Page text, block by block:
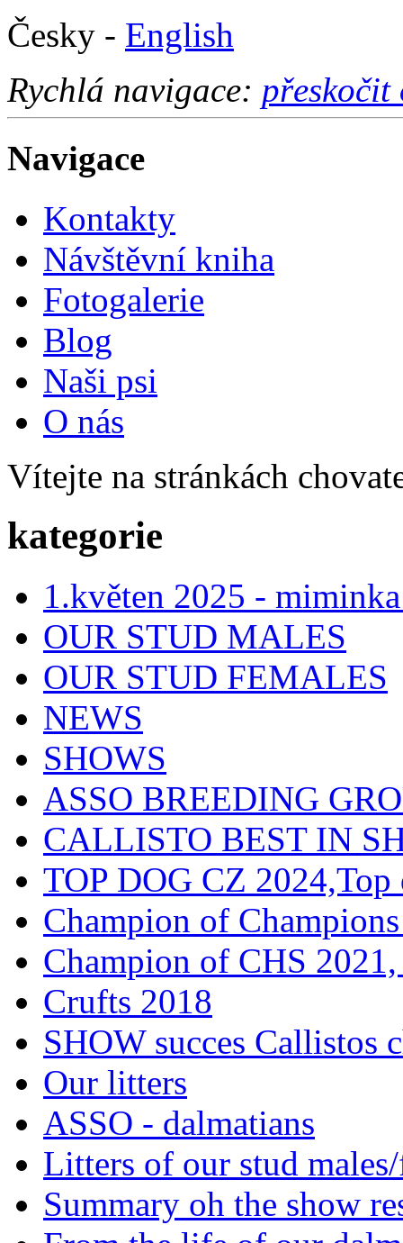
Česky - English
Rychlá navigace: přeskočit
Navigace
Kontakty
Návštěvní kniha
Fotogalerie
Blog
Naši psi
O nás
Vítejte na stránkách
kategorie
1.květen 2025 -
OUR STUD MALES
OUR STUD FEMALES
NEWS
SHOWS
ASSO BREEDING
CALLISTO BEST IN
TOP DOG CZ
Champion of
Champion of CHS
Crufts 2018
SHOW succes Callistos
Our litters
ASSO - dalmatians
Litters of our stud
Summary oh the show